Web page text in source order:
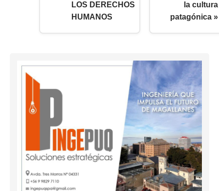
LOS DERECHOS
HUMANOS
la cultura
patagónica »